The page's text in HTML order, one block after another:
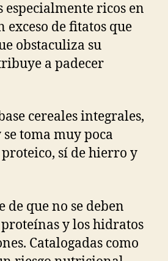
ricos en
exceso de fitatos que
obstaculiza su
a padecer
cereales integrales,
toma muy poca
sí de hierro y
de que no se deben
y los hidratos
Catalogadas como